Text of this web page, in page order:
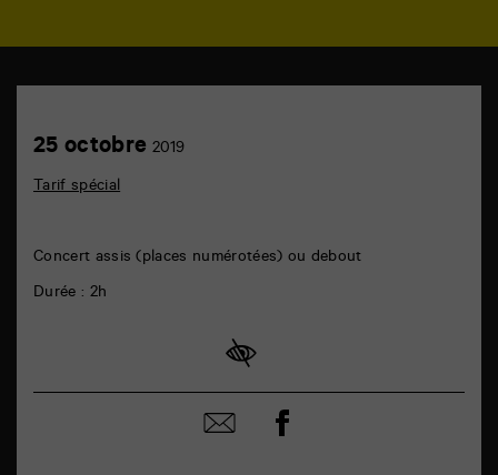
Achetez
en
25 octobre 201925
Tarif spécial
Concert assis (places numérotées) ou debout
Durée : 2h
Partager
par
Partager
sur